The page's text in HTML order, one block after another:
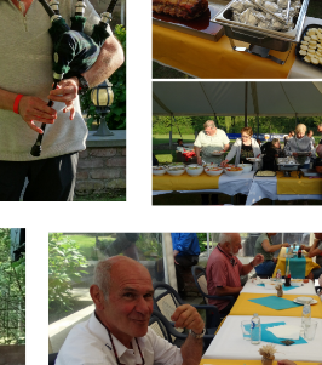
Branding
ARMCHAIR